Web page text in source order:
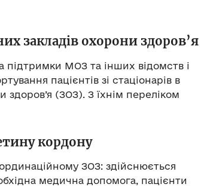
закладів охорони здоров’я
підтримки МОЗ та інших відомств і
пацієнтів зі стаціонарів в
здоров’я (ЗОЗ). З їхнім переліком
кордону
ЗОЗ: здійснюється
медична допомога, пацієнти